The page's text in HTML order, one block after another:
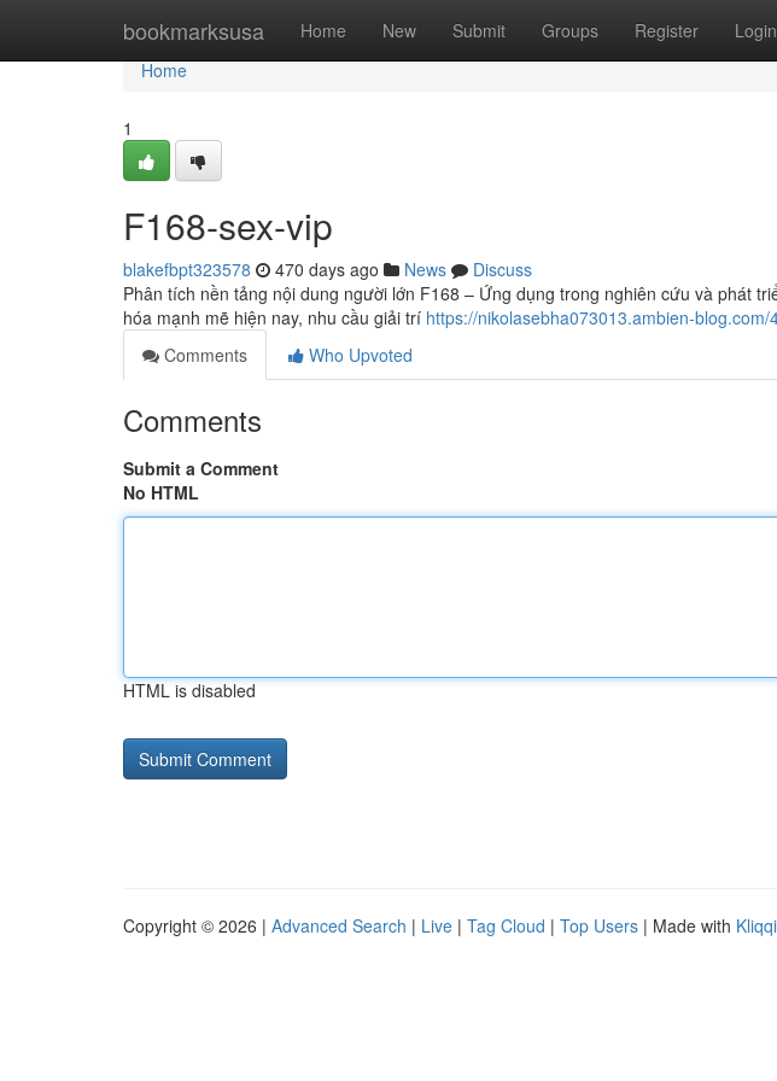
bookmarksusa Home New Submit Groups Register Login
Home
Home
1
F168-sex-vip
blakefbpt323578 470 days ago News
Discuss
Phân tích nền tảng nội dung người lớn F168 – Ứng dụng trong nghiên cứu và phát
hóa mạnh mẽ hiện nay, nhu cầu giải trí https://nikolasebha073013.ambien-
Comments
Who Upvoted
Comments
Submit a Comment
No HTML
HTML is disabled
Copyright © 2026 | Advanced Search | Live | Tag Cloud | Top Users | Made with